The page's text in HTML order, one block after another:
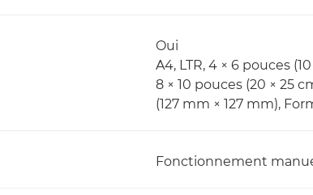
Oui
A4, LTR, 4 × 6 pouces
8 × 10 pouces (20 × 25
(127 mm × 127 mm),
Fonctionnement